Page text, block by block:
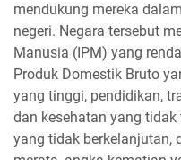
mendukung mereka
negeri. Negara tersebut
Manusia (IPM) yang
Produk Domestik Bruto
yang tinggi, pendidikan,
dan kesehatan yang
yang tidak berkelanjutan,